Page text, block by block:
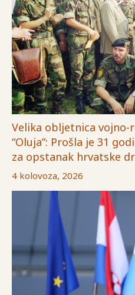
Velika obljetnica vojno-
“Oluja”: Prošla je 31
za opstanak hrvatske
4 kolovoza, 2026